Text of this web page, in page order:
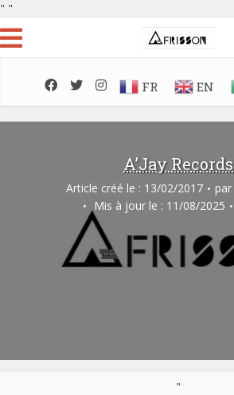
" "
FR EN
A’Jay Records
Article créé le : 13/02/2017 par
Mis à jour le : 11/08/2025
"